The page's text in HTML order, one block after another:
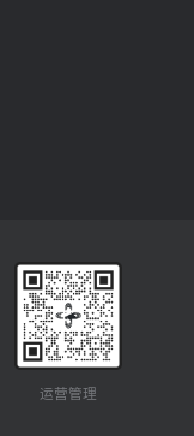
运营管理